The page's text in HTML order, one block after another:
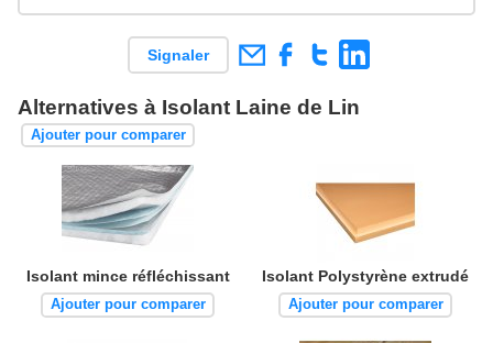
Signaler
Alternatives à Isolant Laine de Lin
Ajouter pour comparer
Isolant mince réfléchissant
Ajouter pour comparer
Isolant Polystyrène extrudé
Ajouter pour comparer